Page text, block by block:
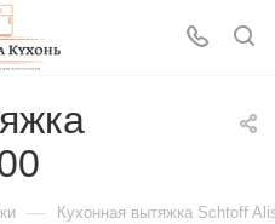
— Кухонная вытяжка Schtoff